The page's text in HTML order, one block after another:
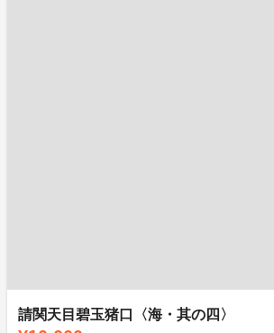
請関天目碧玉猪口〈海・其の四〉